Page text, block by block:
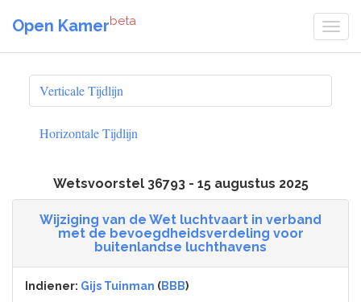
Open Kamerbeta
Verticale Tijdlijn
Horizontale Tijdlijn
Wetsvoorstel 36793 - 15 augustus 2025
Wijziging van de Wet luchtvaart in verband
met de bevoegdheidsverdeling voor
buitenlandse luchthavens
Indiener: Gijs Tuinman (BBB)